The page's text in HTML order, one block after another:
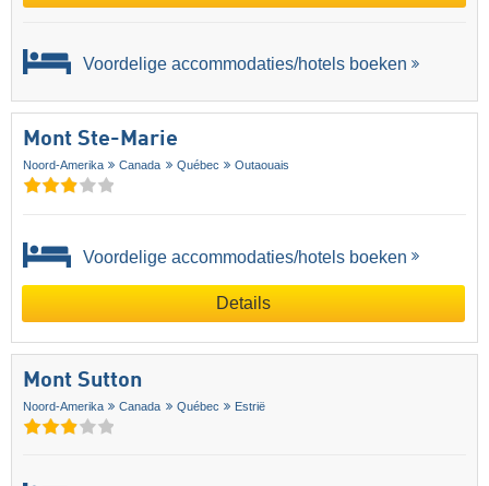
Voordelige accommodaties/hotels boeken
Mont Ste-Marie
Noord-Amerika Canada Québec Outaouais
Voordelige accommodaties/hotels boeken
Details
Mont Sutton
Noord-Amerika Canada Québec Estrië